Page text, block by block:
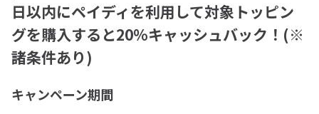
日以内にペイディを利用して対象トッピン
グを購入すると20%キャッシュバック！(※
諸条件あり)
キャンペーン期間